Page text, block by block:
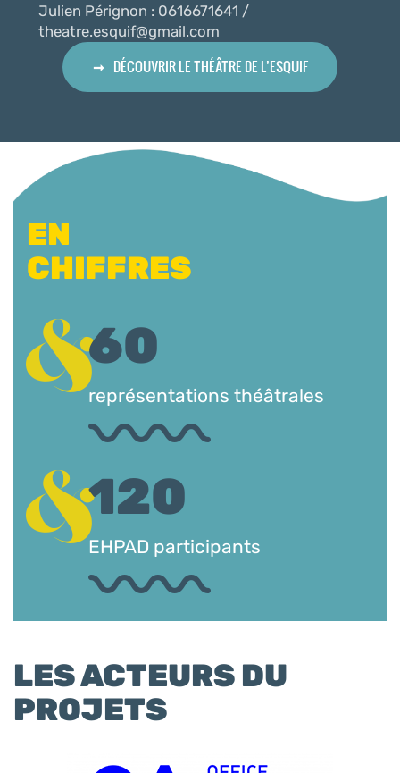
Julien Pérignon : 0616671641 /
theatre.esquif@gmail.com
DÉCOUVRIR LE THÉÂTRE DE L’ESQUIF
EN
CHIFFRES
60
représentations théâtrales
120
EHPAD participants
LES ACTEURS DU
PROJETS